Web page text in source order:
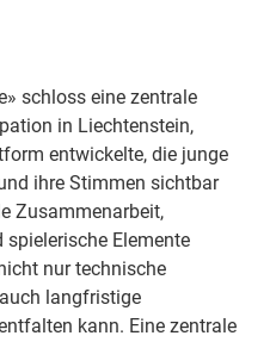
schloss eine zentrale
in Liechtenstein,
entwickelte, die junge
ihre Stimmen sichtbar
Zusammenarbeit,
Elemente
nur technische
langfristige
kann. Eine zentrale